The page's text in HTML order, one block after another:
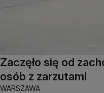
Zaczęło się od
osób z zarzutami
WARSZAWA